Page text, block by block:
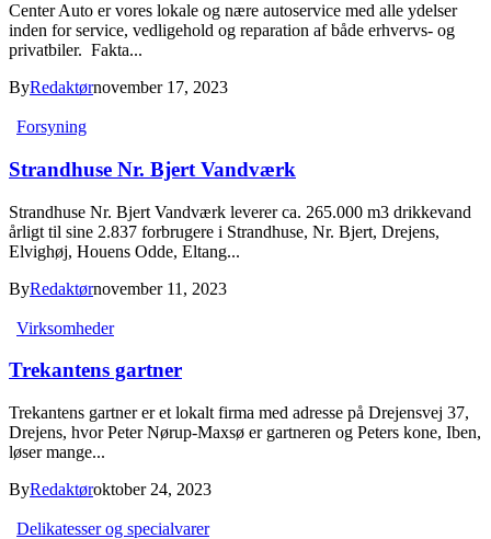
Center Auto er vores lokale og nære autoservice med alle ydelser
inden for service, vedligehold og reparation af både erhvervs- og
privatbiler. Fakta...
ByRedaktørnovember 17, 2023
Forsyning
Strandhuse Nr. Bjert Vandværk
Strandhuse Nr. Bjert Vandværk leverer ca. 265.000 m3 drikkevand
årligt til sine 2.837 forbrugere i Strandhuse, Nr. Bjert, Drejens,
Elvighøj, Houens Odde, Eltang...
ByRedaktørnovember 11, 2023
Virksomheder
Trekantens gartner
Trekantens gartner er et lokalt firma med adresse på Drejensvej 37,
Drejens, hvor Peter Nørup-Maxsø er gartneren og Peters kone, Iben,
løser mange...
ByRedaktøroktober 24, 2023
Delikatesser og specialvarer